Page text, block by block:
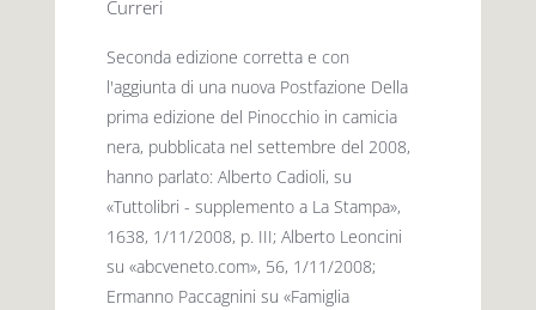
Curreri
Seconda edizione corretta e con
l'aggiunta di una nuova Postfazione Della
prima edizione del Pinocchio in camicia
nera, pubblicata nel settembre del 2008,
hanno parlato: Alberto Cadioli, su
«Tuttolibri - supplemento a La Stampa»,
1638, 1/11/2008, p. III; Alberto Leoncini
su «abcveneto.com», 56, 1/11/2008;
Ermanno Paccagnini su «Famiglia